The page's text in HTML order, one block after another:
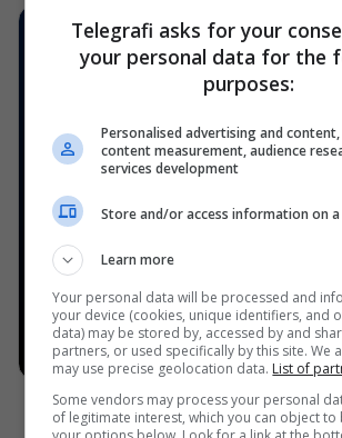
Telegrafi asks for your
your personal data for the
purposes:
Personalised advertising and
content measurement, audience
services development
Store and/or access information on a
Learn more
Your personal data will be processed and
your device (cookies, unique identifiers, and
data) may be stored by, accessed by and
partners, or used specifically by this site. We
may use precise geolocation data. List of
Some vendors may process your personal
of legitimate interest, which you can object to